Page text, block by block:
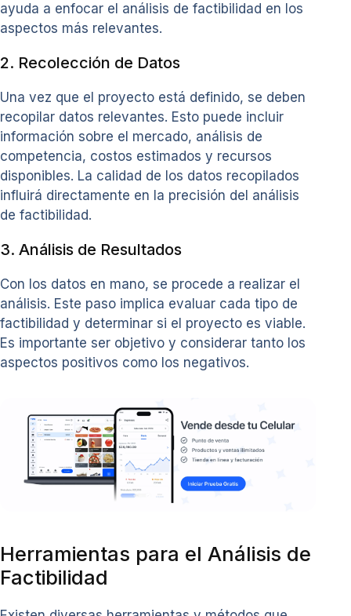
ayuda a enfocar el análisis de factibilidad en los
aspectos más relevantes.
2. Recolección de Datos
Una vez que el proyecto está definido, se deben
recopilar datos relevantes. Esto puede incluir
información sobre el mercado, análisis de
competencia, costos estimados y recursos
disponibles. La calidad de los datos recopilados
influirá directamente en la precisión del análisis
de factibilidad.
3. Análisis de Resultados
Con los datos en mano, se procede a realizar el
análisis. Este paso implica evaluar cada tipo de
factibilidad y determinar si el proyecto es viable.
Es importante ser objetivo y considerar tanto los
aspectos positivos como los negativos.
Herramientas para el Análisis de
Factibilidad